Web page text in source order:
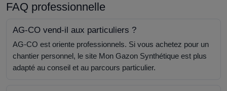
FAQ professionnelle
AG-CO vend-il aux particuliers ?
AG-CO est oriente professionnels. Si vous achetez pour un
chantier personnel, le site Mon Gazon Synthétique est plus
adapté au conseil et au parcours particulier.